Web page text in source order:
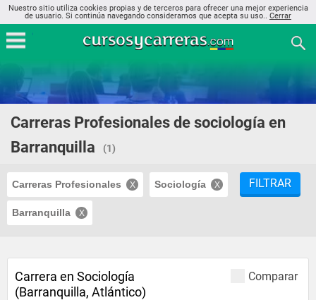
Nuestro sitio utiliza cookies propias y de terceros para ofrecer una mejor experiencia
de usuario. Si continúa navegando consideramos que acepta su uso.. Cerrar
Carreras Profesionales de sociología en
Barranquilla
(1)
Carreras Profesionales Sociología
Barranquilla
FILTRAR
Comparar
Carrera en Sociología
(Barranquilla, Atlántico)